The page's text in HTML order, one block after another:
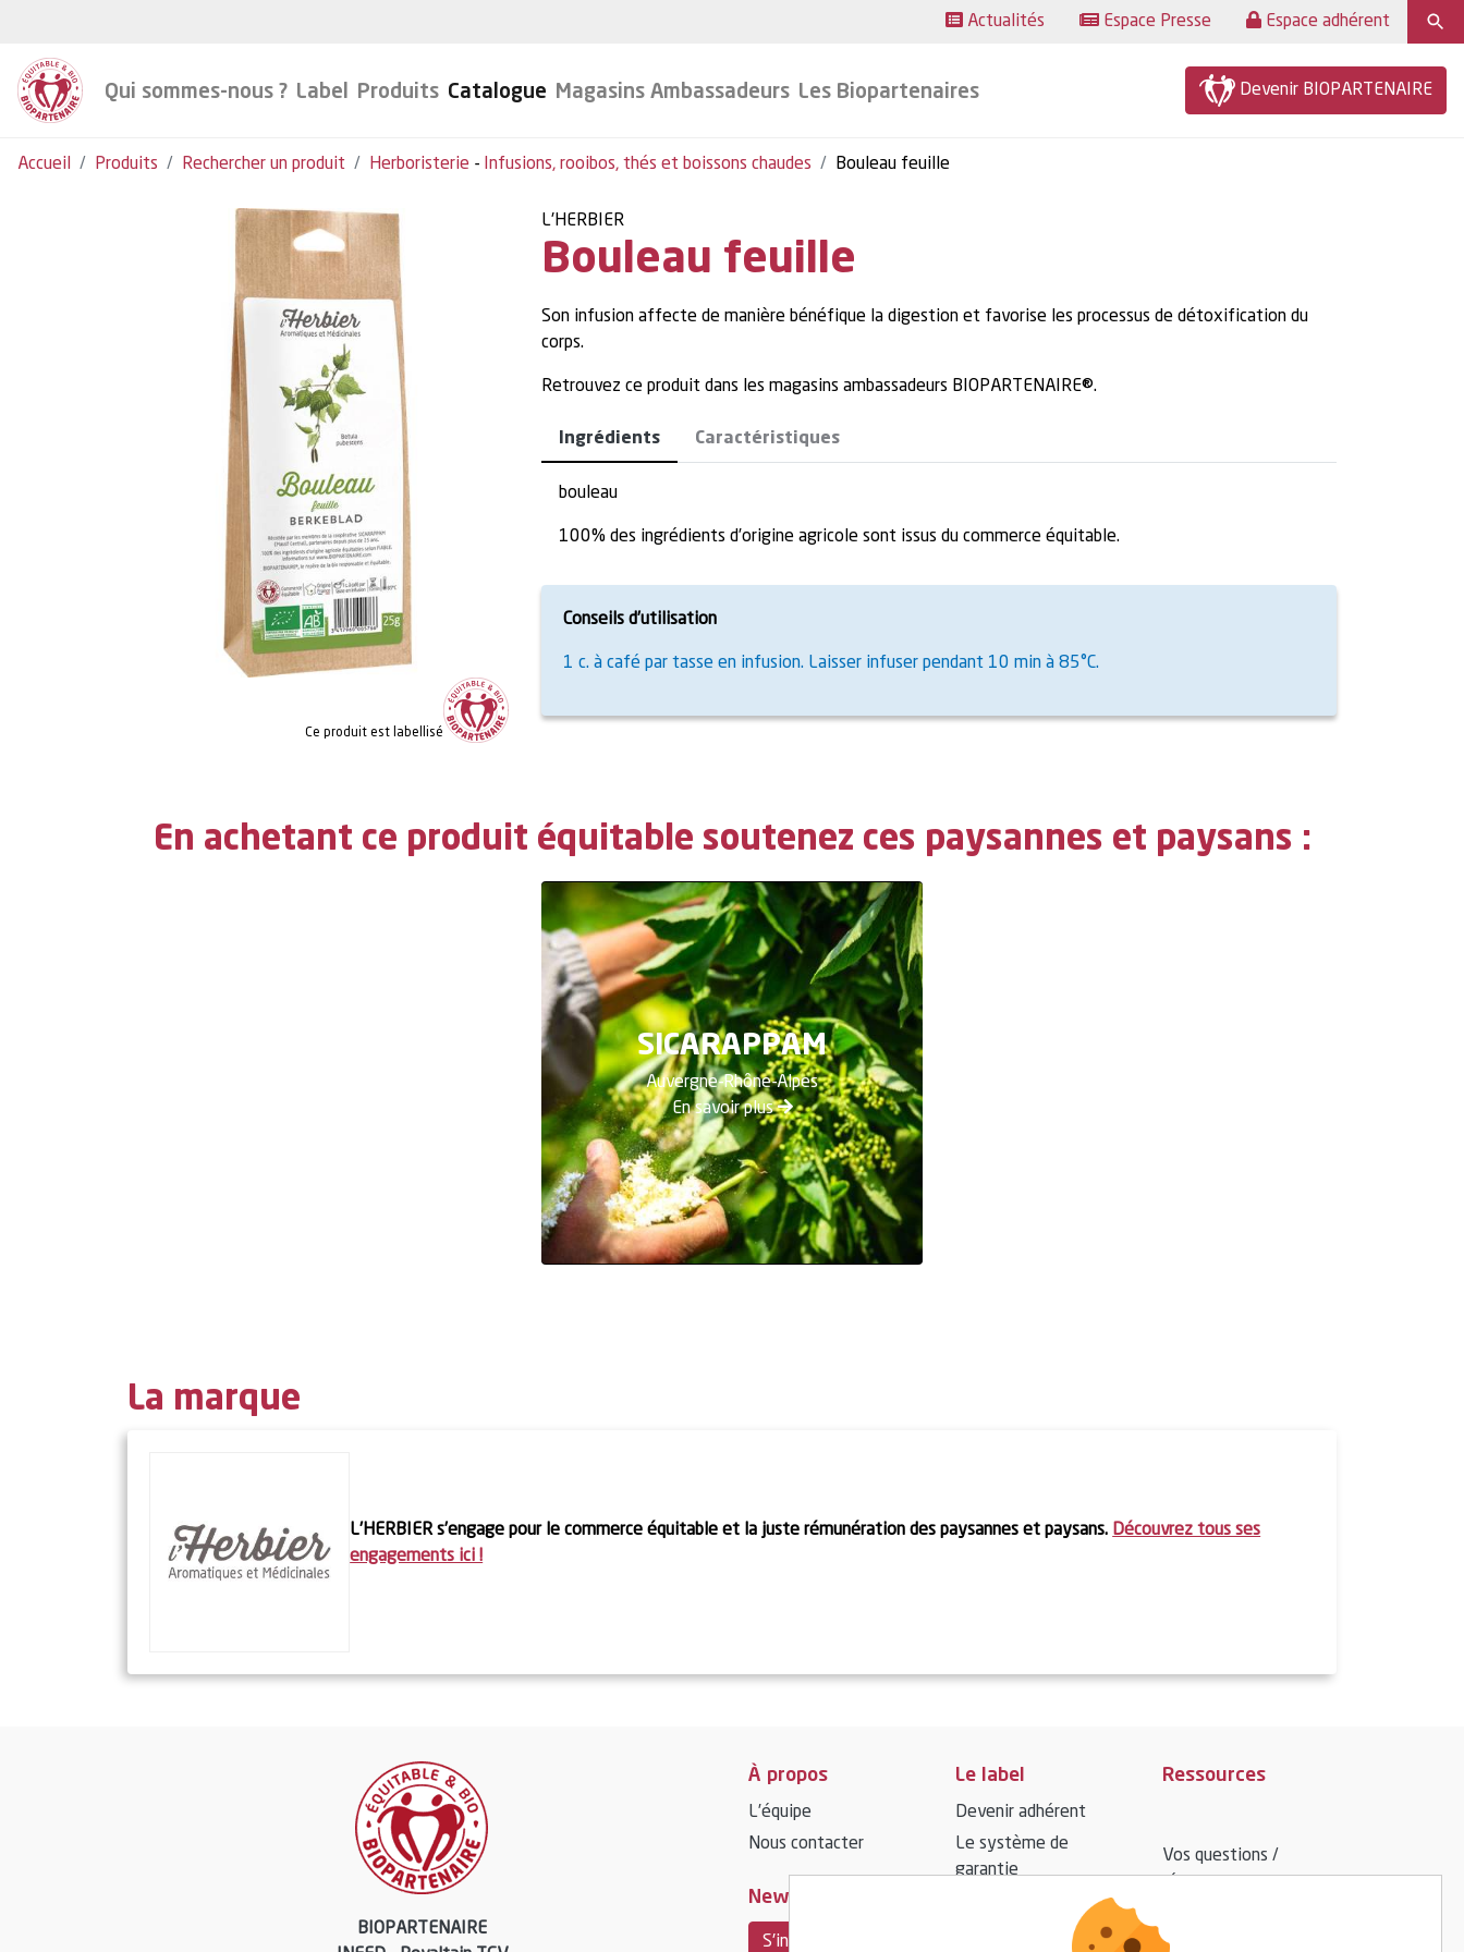
Actualités Espace Presse Espace adhérent
Qui sommes-nous ? Label Produits Catalogue Magasins Ambassadeurs Les Biopartenaires Devenir BIOPARTENAIRE
Accueil Produits Rechercher un produit Herboristerie - Infusions, rooibos, thés et boissons chaudes Bouleau feuille
Ce produit est labellisé
L'HERBIER
Bouleau feuille
Son infusion affecte de manière bénéfique la digestion et favorise les processus de détoxification du
corps.
Retrouvez ce produit dans les magasins ambassadeurs BIOPARTENAIRE®.
Ingrédients Caractéristiques
bouleau
100% des ingrédients d’origine agricole sont issus du commerce équitable.
Conseils d’utilisation
1 c. à café par tasse en infusion. Laisser infuser pendant 10 min à 85°C.
En achetant ce produit équitable soutenez ces paysannes et paysans :
SICARAPPAM
Auvergne-Rhône-Alpes
En savoir plus
La marque
L'HERBIER s’engage pour le commerce équitable et la juste rémunération des paysannes et paysans. Découvrez tous ses
engagements ici !
BIOPARTENAIRE
À propos
L’équipe
Nous contacter
Newsletter
S'inscrire
Le label
Devenir adhérent
Le système de
garantie
Ressources
Vos questions /